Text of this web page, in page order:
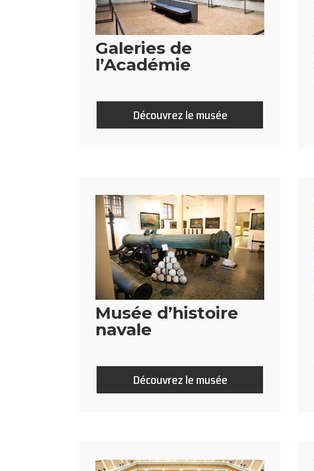
Galeries de
l’Académie
Découvrez le musée
Musée d’histoire
navale
Découvrez le musée